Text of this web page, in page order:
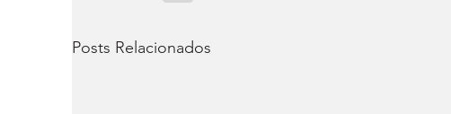
Posts Relacionados